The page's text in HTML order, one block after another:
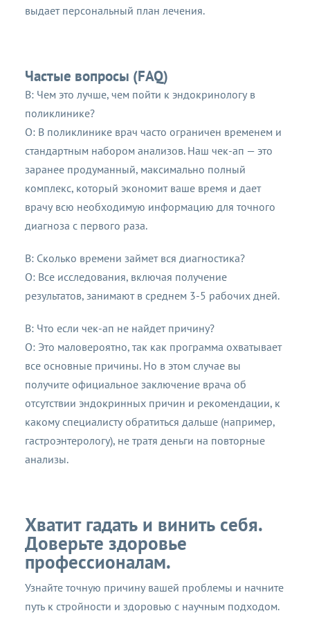
выдает персональный план лечения.
Частые вопросы (FAQ)
В: Чем это лучше, чем пойти к эндокринологу в
поликлинике?
О: В поликлинике врач часто ограничен временем и
стандартным набором анализов. Наш чек-ап — это
заранее продуманный, максимально полный
комплекс, который экономит ваше время и дает
врачу всю необходимую информацию для точного
диагноза с первого раза.
В: Сколько времени займет вся диагностика?
О: Все исследования, включая получение
результатов, занимают в среднем 3-5 рабочих дней.
В: Что если чек-ап не найдет причину?
О: Это маловероятно, так как программа охватывает
все основные причины. Но в этом случае вы
получите официальное заключение врача об
отсутствии эндокринных причин и рекомендации, к
какому специалисту обратиться дальше (например,
гастроэнтерологу), не тратя деньги на повторные
анализы.
Хватит гадать и винить себя.
Доверьте здоровье
профессионалам.
Узнайте точную причину вашей проблемы и начните
путь к стройности и здоровью с научным подходом.